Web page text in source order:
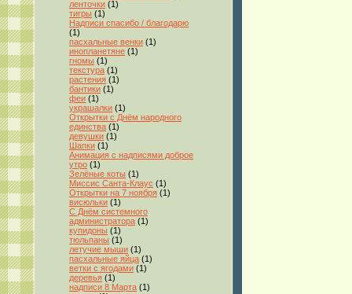
ленточки (1)
тигры (1)
Надписи спасибо / благодарю
(1)
пасхальные венки (1)
инопланетяне (1)
гномы (1)
текстура (1)
растения (1)
бантики (1)
феи (1)
украшалки (1)
Открытки с Днём народного
единства (1)
девушки (1)
Шапки (1)
Анимация с надписями доброе
утро (1)
Зелёные коты (1)
Миссис Санта-Клаус (1)
Открытки на 7 ноября (1)
висюльки (1)
С Днём системного
администратора (1)
купидоны (1)
тюльпаны (1)
летучие мыши (1)
пасхальные яйца (1)
ветки с ягодами (1)
деревья (1)
надписи 8 Марта (1)